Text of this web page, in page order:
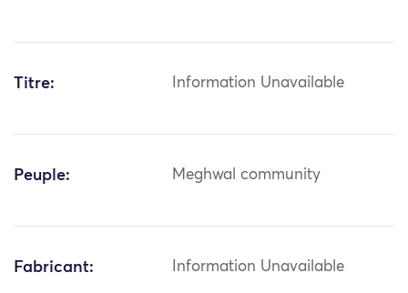
Titre: Information Unavailable
Peuple: Meghwal community
Fabricant: Information Unavailable